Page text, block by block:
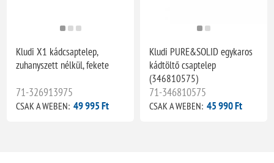
Kludi X1 kádcsaptelep,
zuhanyszett nélkül, fekete
71-326913975
CSAK A WEBEN: 49 995 Ft
Kludi PURE&SOLID egykaros
kádtöltő csaptelep
(346810575)
71-346810575
CSAK A WEBEN: 45 990 Ft